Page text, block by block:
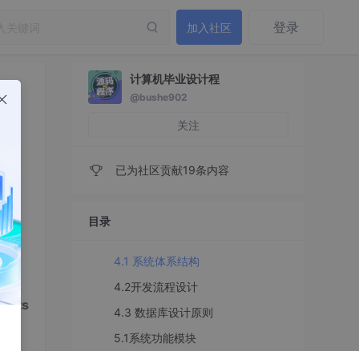
加入社区 登录
计算机毕业设计程
@bushe902
关注
已为社区贡献19条内容
目录
4.1 系统体系结构
4.2开发流程设计
4.3 数据库设计原则
5.1系统功能模块